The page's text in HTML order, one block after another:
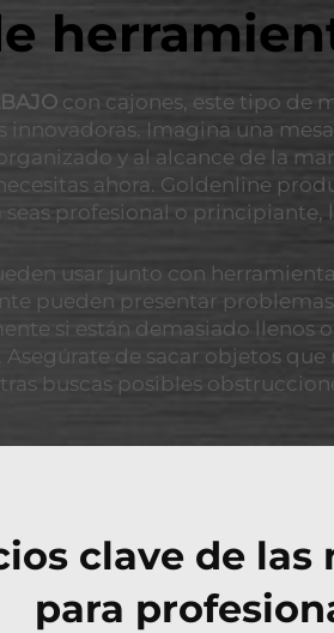
con cajones, este tipo de
Imagina una
y al alcance de la
ahora. Goldenline
profesional o
usar junto con
pueden presentar
si están demasiado llenos
de sacar objetos
buscas posibles
clave de
para